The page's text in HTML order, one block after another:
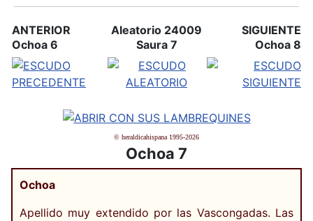
ANTERIOR
Ochoa 6
Aleatorio 24009
Saura 7
SIGUIENTE
Ochoa 8
© heraldicahispana 1995-2026
Ochoa 7
Ochoa
Apellido muy extendido por las Vascongadas. Las